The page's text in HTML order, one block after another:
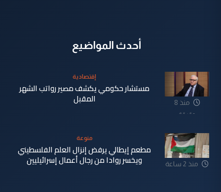
أحدث المواضيع
منذ 8
دقيقة
إقتصادية
مستشار حكومي يكشف مصير رواتب الشهر
المقبل
منذ 2 ساعة
منوعة
مطعم إيطالي يرفض إنزال العلم الفلسطيني
ويخسر روادا من رجال أعمال إسرائيليين